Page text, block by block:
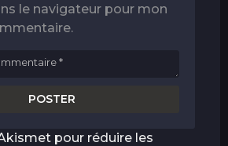
le navigateur pour mon
pour réduire les